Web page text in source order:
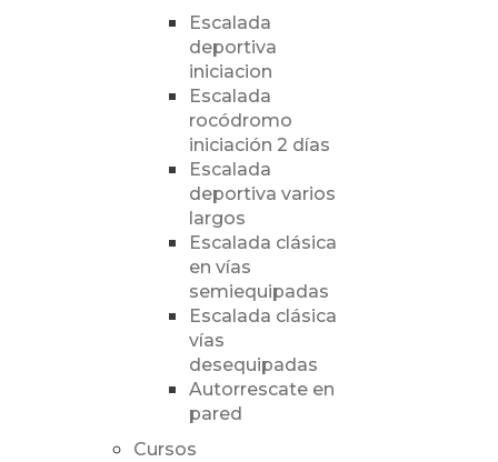
Escalada
deportiva
iniciacion
Escalada
rocódromo
iniciación 2 días
Escalada
deportiva varios
largos
Escalada clásica
en vías
semiequipadas
Escalada clásica
vías
desequipadas
Autorrescate en
pared
Cursos